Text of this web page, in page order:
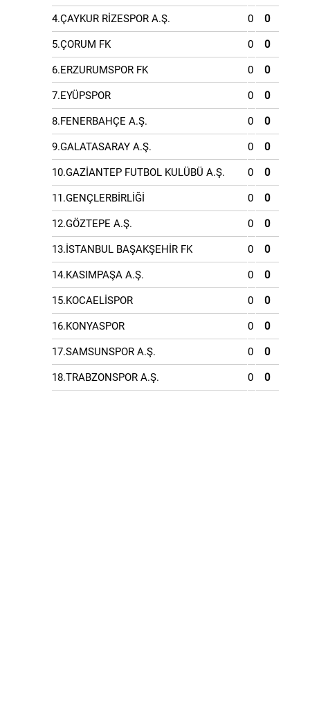
4.ÇAYKUR RİZESPOR A.Ş. 0 0
5.ÇORUM FK 0 0
6.ERZURUMSPOR FK 0 0
7.EYÜPSPOR 0 0
8.FENERBAHÇE A.Ş. 0 0
9.GALATASARAY A.Ş. 0 0
10.GAZİANTEP FUTBOL KULÜBÜ A.Ş. 0 0
11.GENÇLERBİRLİĞİ 0 0
12.GÖZTEPE A.Ş. 0 0
13.İSTANBUL BAŞAKŞEHİR FK 0 0
14.KASIMPAŞA A.Ş. 0 0
15.KOCAELİSPOR 0 0
16.KONYASPOR 0 0
17.SAMSUNSPOR A.Ş. 0 0
18.TRABZONSPOR A.Ş. 0 0